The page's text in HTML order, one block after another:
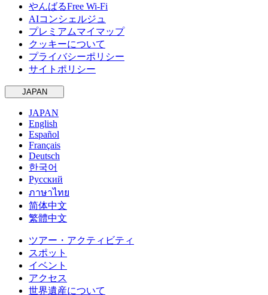
やんばるFree Wi-Fi
AIコンシェルジュ
プレミアムマイマップ
クッキーについて
プライバシーポリシー
サイトポリシー
JAPAN
JAPAN
English
Español
Français
Deutsch
한국어
Русский
ภาษาไทย
简体中文
繁體中文
ツアー・アクティビティ
スポット
イベント
アクセス
世界遺産について